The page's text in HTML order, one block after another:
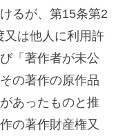
るが、第15条第2
又は他人に利用許
「著作者が未公
の著作の原作品
あったものと推
の著作財産権又